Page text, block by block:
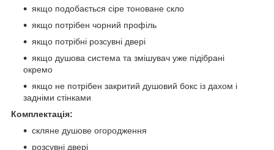
якщо подобається сіре тоноване скло
якщо потрібен чорний профіль
якщо потрібні розсувні двері
якщо душова система та змішувач уже підібрані
окремо
якщо не потрібен закритий душовий бокс із дахом і
задніми стінками
Комплектація:
скляне душове огородження
розсувні двері